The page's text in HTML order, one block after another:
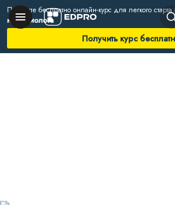
Получите бесплатно онлайн-курс для легкого старта
нутрициолога
Получить курс